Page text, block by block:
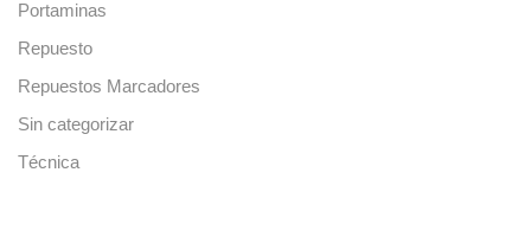
Portaminas
Repuesto
Repuestos Marcadores
Sin categorizar
Técnica